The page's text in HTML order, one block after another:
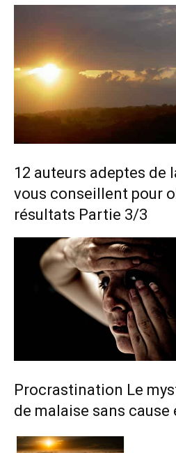
12 auteurs adeptes de
vous conseillent pour
résultats Partie 3/3
Procrastination Le
de malaise sans cause